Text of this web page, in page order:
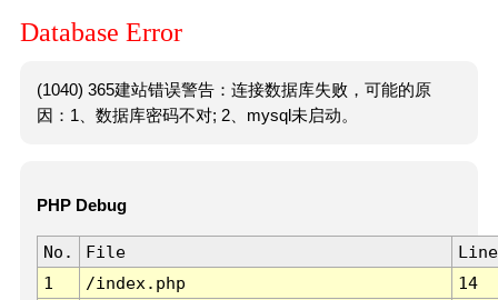
Database Error
(1040) 365建站错误警告：连接数据库失败，可能的原
因：1、数据库密码不对; 2、mysql未启动。
PHP Debug
No. File
Line
1
/index.php 14